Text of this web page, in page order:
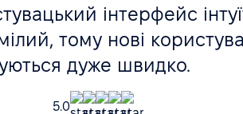
інтерфейс
тому нові
дуже швидко.
5.0